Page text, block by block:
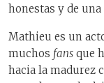
honestas y de
Mathieu es un
muchos fans que
hacia la madurez